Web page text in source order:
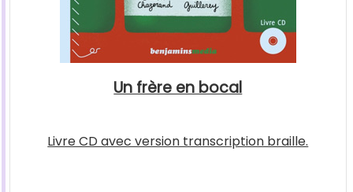
Un frère en bocal
Livre CD avec version transcription braille.